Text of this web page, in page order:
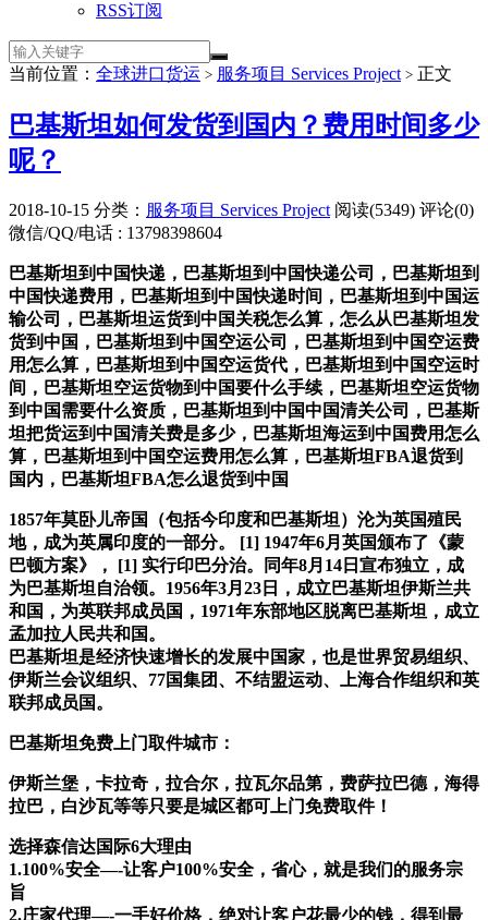
RSS订阅
当前位置： 全球进口货运 > 服务项目 Services Project > 正文
巴基斯坦如何发货到国内？费用时间多少
呢？
2018-10-15 分类： 服务项目 Services Project 阅读(5349) 评论(0)
微信/QQ/电话 : 13798398604
巴基斯坦到中国快递，巴基斯坦到中国快递公司，巴基斯坦到
中国快递费用，巴基斯坦到中国快递时间，巴基斯坦到中国运
输公司，巴基斯坦运货到中国关税怎么算，怎么从巴基斯坦发
货到中国，巴基斯坦到中国空运公司，巴基斯坦到中国空运费
用怎么算，巴基斯坦到中国空运货代，巴基斯坦到中国空运时
间，巴基斯坦空运货物到中国要什么手续，巴基斯坦空运货物
到中国需要什么资质，巴基斯坦到中国中国清关公司，巴基斯
坦把货运到中国清关费是多少，巴基斯坦海运到中国费用怎么
算，巴基斯坦到中国空运费用怎么算，巴基斯坦FBA退货到
国内，巴基斯坦FBA怎么退货到中国
1857年莫卧儿帝国（包括今印度和巴基斯坦）沦为英国殖民
地，成为英属印度的一部分。 [1] 1947年6月英国颁布了《蒙
巴顿方案》， [1] 实行印巴分治。同年8月14日宣布独立，成
为巴基斯坦自治领。1956年3月23日，成立巴基斯坦伊斯兰共
和国，为英联邦成员国，1971年东部地区脱离巴基斯坦，成立
孟加拉人民共和国。
巴基斯坦是经济快速增长的发展中国家，也是世界贸易组织、
伊斯兰会议组织、77国集团、不结盟运动、上海合作组织和英
联邦成员国。
巴基斯坦免费上门取件城市：
伊斯兰堡，卡拉奇，拉合尔，拉瓦尔品第，费萨拉巴德，海得
拉巴，白沙瓦等等只要是城区都可上门免费取件！
选择森信达国际6大理由
1.100%安全—-让客户100%安全，省心，就是我们的服务宗
旨
2.庄家代理—-一手好价格，绝对让客户花最少的钱，得到最